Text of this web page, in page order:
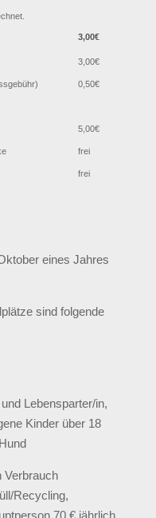
3,00€
3,00€
0,50€
5,00€
frei
frei
eines Jahres
sind folgende
Lebensparter/in,
Kinder über 18
Verbrauch
Recycling,
70 € jährlich.